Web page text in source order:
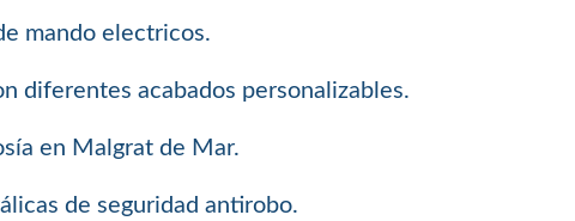
mando electricos.
diferentes acabados personalizables.
en Malgrat de Mar.
de seguridad antirobo.